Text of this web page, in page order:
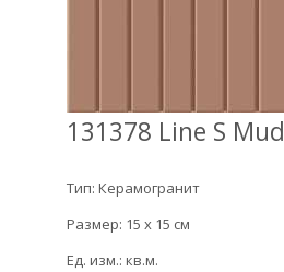
131378 Line S Mud
Тип: Керамогранит
Размер: 15 x 15 см
Ед. изм.: кв.м.